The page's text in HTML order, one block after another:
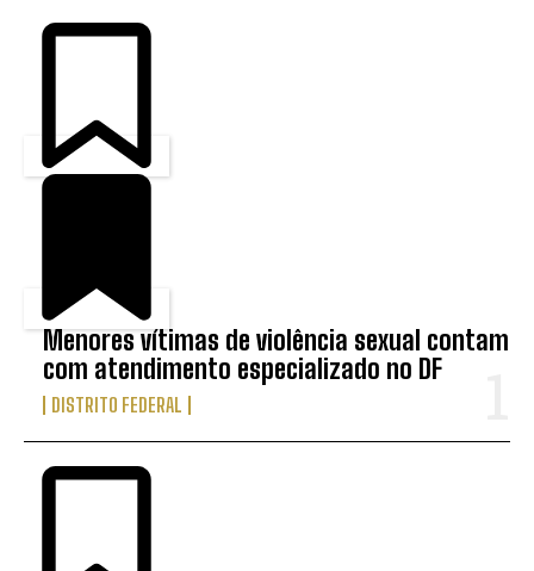
Menores vítimas de violência sexual contam
com atendimento especializado no DF
DISTRITO FEDERAL